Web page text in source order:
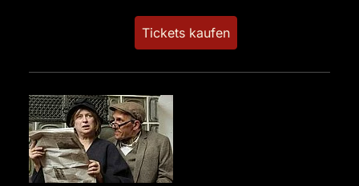
Tickets kaufen